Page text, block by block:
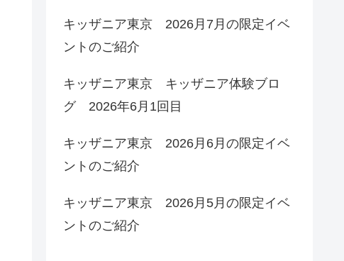
キッザニア東京 2026月7月の限定イベ
ントのご紹介
キッザニア東京 キッザニア体験ブロ
グ 2026年6月1回目
キッザニア東京 2026月6月の限定イベ
ントのご紹介
キッザニア東京 2026月5月の限定イベ
ントのご紹介